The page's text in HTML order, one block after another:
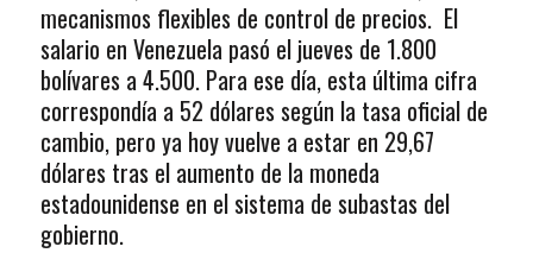
mecanismos flexibles de control de precios. El
salario en Venezuela pasó el jueves de 1.800
bolívares a 4.500. Para ese día, esta última cifra
correspondía a 52 dólares según la tasa oficial de
cambio, pero ya hoy vuelve a estar en 29,67
dólares tras el aumento de la moneda
estadounidense en el sistema de subastas del
gobierno.